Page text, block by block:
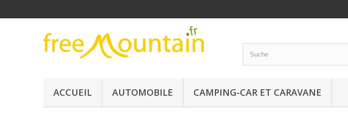
ACCUEIL AUTOMOBILE CAMPING-CAR ET CARAVANE